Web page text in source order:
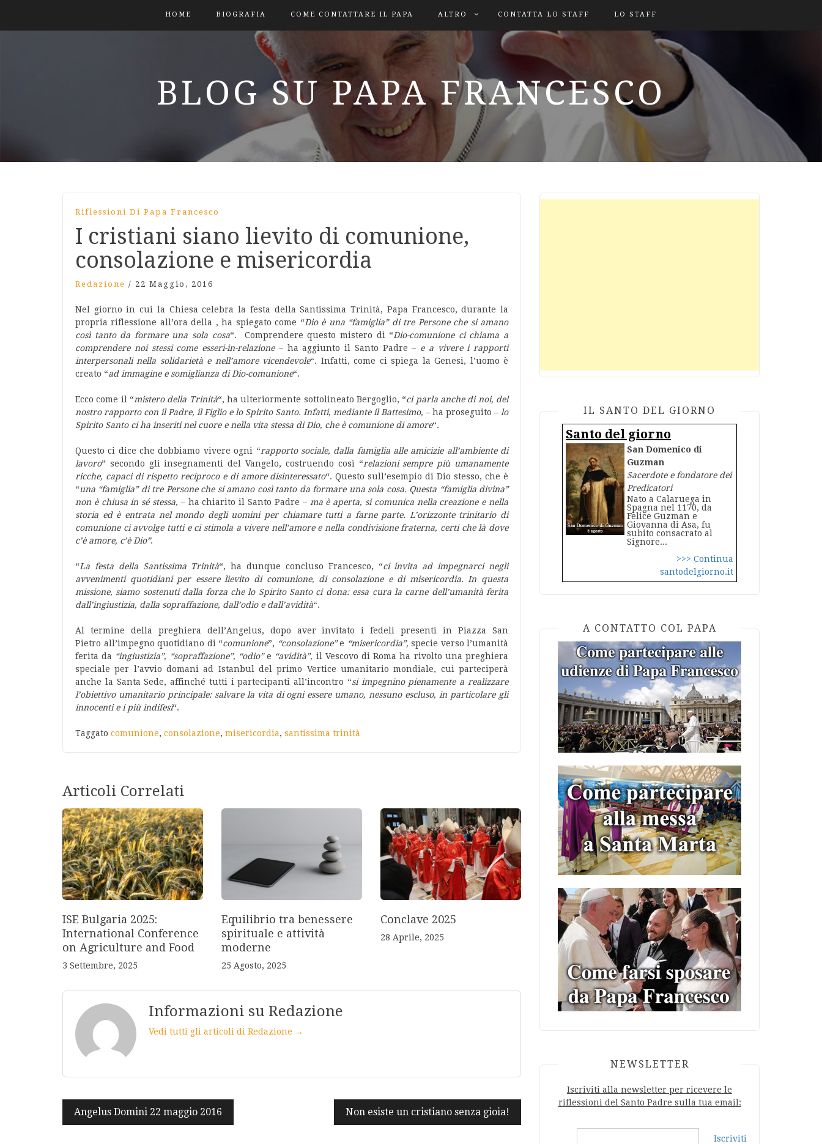
HOME BIOGRAFIA COME CONTATTARE IL PAPA ALTRO CONTATTA LO STAFF LO STAFF
BLOG SU PAPA FRANCESCO
Riflessioni Di Papa Francesco
I cristiani siano lievito di comunione,
consolazione e misericordia
Redazione / 22 Maggio, 2016
Nel giorno in cui la Chiesa celebra la festa della Santissima Trinità, Papa Francesco, durante la
propria riflessione all’ora della , ha spiegato come “Dio è una “famiglia” di tre Persone che si amano
così tanto da formare una sola cosa“. Comprendere questo mistero di “Dio-comunione ci chiama a
comprendere noi stessi come esseri-in-relazione– ha aggiunto il Santo Padre – e a vivere i rapporti
interpersonali nella solidarietà e nell’amore vicendevole“. Infatti, come ci spiega la Genesi, l’uomo è
creato “ad immagine e somiglianza di Dio-comunione“.
Ecco come il “mistero della Trinità“, ha ulteriormente sottolineato Bergoglio, “ci parla anche di noi, del
nostro rapporto con il Padre, il Figlio e lo Spirito Santo. Infatti, mediante il Battesimo, – ha proseguito – lo
Spirito Santo ci ha inseriti nel cuore e nella vita stessa di Dio, che è comunione di amore“.
Questo ci dice che dobbiamo vivere ogni “rapporto sociale, dalla famiglia alle amicizie all’ambiente di
lavoro” secondo gli insegnamenti del Vangelo, costruendo così “relazioni sempre più umanamente
ricche, capaci di rispetto reciproco e di amore disinteressato“. Questo sull’esempio di Dio stesso, che è
“una “famiglia” di tre Persone che si amano così tanto da formare una sola cosa. Questa “famiglia divina”
non è chiusa in sé stessa, – ha chiarito il Santo Padre –ma è aperta, si comunica nella creazione e nella
storia ed è entrata nel mondo degli uomini per chiamare tutti a farne parte. L’orizzonte trinitario di
comunione ci avvolge tutti e ci stimola a vivere nell’amore e nella condivisione fraterna, certi che là dove
c’è amore, c’è Dio”.
“La festa della Santissima Trinità“, ha dunque concluso Francesco, “ci invita ad impegnarci negli
avvenimenti quotidiani per essere lievito di comunione, di consolazione e di misericordia. In questa
missione, siamo sostenuti dalla forza che lo Spirito Santo ci dona: essa cura la carne dell’umanità ferita
dall’ingiustizia, dalla sopraffazione, dall’odio e dall’avidità“.
Al termine della preghiera dell’Angelus, dopo aver invitato i fedeli presenti in Piazza San
Pietro all’impegno quotidiano di “comunione”, “consolazione”e “misericordia”, specie verso l’umanità
ferita da “ingiustizia”, “sopraffazione”, “odio”e “avidità”, il Vescovo di Roma ha rivolto una preghiera
speciale per l’avvio domani ad Istanbul del primo Vertice umanitario mondiale, cui parteciperà
anche la Santa Sede, affinché tutti i partecipanti all’incontro “si impegnino pienamente a realizzare
l’obiettivo umanitario principale: salvare la vita di ogni essere umano, nessuno escluso, in particolare gli
innocenti e i più indifesi“.
Taggato comunione, consolazione, misericordia, santissima trinità
Articoli Correlati
ISE Bulgaria 2025:
International Conference
on Agriculture and Food
3 Settembre, 2025
Equilibrio tra benessere
spirituale e attività
moderne
25 Agosto, 2025
Conclave 2025
28 Aprile, 2025
Informazioni su Redazione
Vedi tutti gli articoli di Redazione →
Navigazione
articoli
Angelus Domini 22 maggio 2016 Non esiste un cristiano senza gioia!
IL SANTO DEL GIORNO
Santo del giorno
San Domenico di
Guzman
Sacerdote e fondatore dei
Predicatori
Nato a Calaruega in
Spagna nel 1170, da
Felice Guzman e
Giovanna di Asa, fu
subito consacrato al
Signore...
>>> Continua
santodelgiorno.it
A CONTATTO COL PAPA
NEWSLETTER
Iscriviti alla newsletter per ricevere le
riflessioni del Santo Padre sulla tua email:
Iscriviti